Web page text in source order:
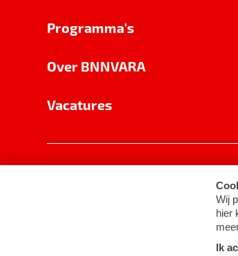
Programma's
Over BNNVARA
Vacatures
Cookie-instellingen